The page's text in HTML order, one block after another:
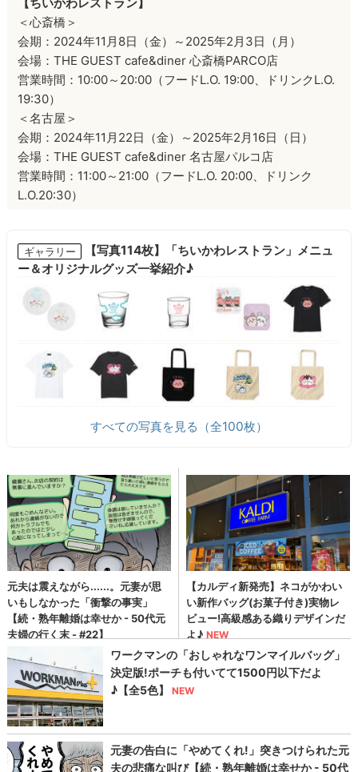
＜心斎橋＞
会期：2024年11月8日（金）～2025年2月3日（月）
会場：THE GUEST cafe&diner 心斎橋PARCO店
営業時間：10:00～20:00（フードL.O. 19:00、ドリンクL.O.
19:30）
＜名古屋＞
会期：2024年11月22日（金）～2025年2月16日（日）
会場：THE GUEST cafe&diner 名古屋パルコ店
営業時間：11:00～21:00（フードL.O. 20:00、ドリンク
L.O.20:30）
ギャラリー
【写真114枚】「ちいかわレストラン」メニュ
ー＆オリジナルグッズ一挙紹介♪
すべての写真を見る（全100枚）